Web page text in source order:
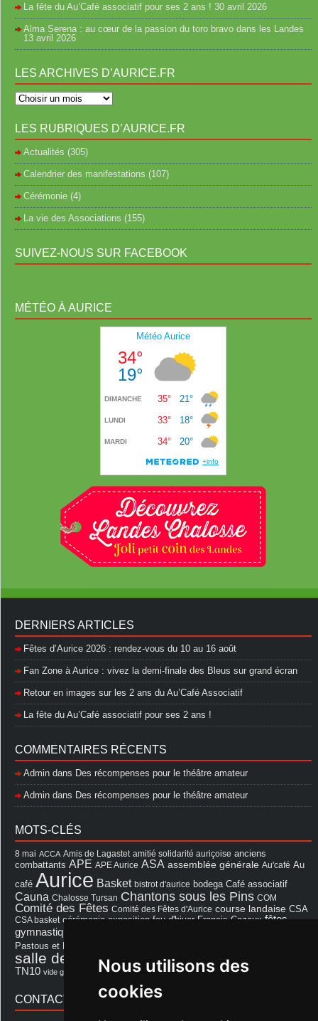
Nous utilisons des
cookies
La fête du Au’Café associatif pour ses 2 ans ! 30 avril 2026
Alma Serena : au cœur de la passion du toro bravo dans les Landes
13 avril 2026
LES ARCHIVES D’AURICE.FR
LES RUBRIQUES D’AURICE.FR
Actualités (305)
Calendrier des manifestations (107)
Cérémonie (4)
La vie des Associations (155)
SUIVEZ-NOUS SUR FACEBOOK
MÉTÉO À AURICE
DERNIERS ARTICLES
Fêtes d’Aurice 2026 : rendez-vous du 10 au 16 août
Fan Zone à Aurice : vivez la demi-finale des Bleus sur grand écran
Retour en images sur les 2 ans du Au’Café Associatif
La fête du Au’Café associatif pour ses 2 ans !
COMMENTAIRES RÉCENTS
Admin dans Des récompenses pour le théâtre amateur
Admin dans Des récompenses pour le théâtre amateur
MOTS-CLÉS
8 mai ACCA Amis de Lagastet amitié solidarité auriçoise anciens
combattants APE APE Aurice ASA assemblée générale Au'café Au
café Aurice Basket bistrot d'aurice bodega Café associatif
Cauna Chalosse Tursan Chantons sous les Pins COM
Comité des Fêtes Comité des Fêtes d'Aurice course landaise CSA
CSA basket cérémonie exposition feu d'hiver Francis Cazaux fêtes
gymnastique volontaire
Pastous et Pastourettes
salle des fêtes salle des fêtes d'aurice Souprosse
TN10 vide grenier Voeux école
CONTACT MAIRIE